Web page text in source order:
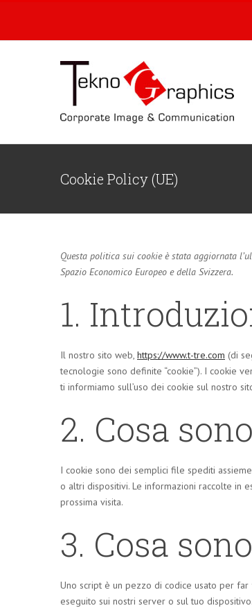
Cookie Policy (UE)
Questa politica sui cookie è stata aggiornata
Spazio Economico Europeo e della Svizzera.
1.
Il nostro sito web, https://www.t-tre.com (di
tecnologie sono definite “cookie”). I cookie
ti informiamo sull’uso dei cookie sul nostro
2. Cosa
I cookie sono dei semplici file spediti
o altri dispositivi. Le informazioni raccolte in
prossima visita.
3. Cosa
Uno script è un pezzo di codice usato per
eseguito sui nostri server o sul tuo dispositivo.